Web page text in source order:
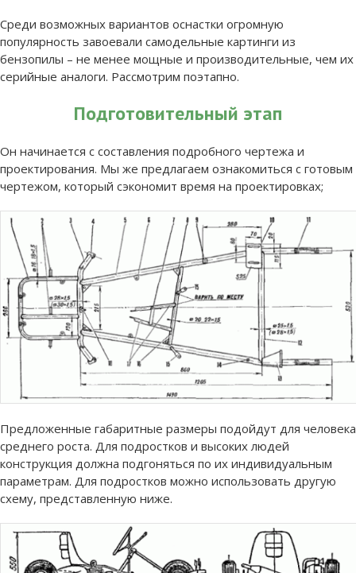
Среди возможных вариантов оснастки огромную
популярность завоевали самодельные картинги из
бензопилы – не менее мощные и производительные, чем их
серийные аналоги. Рассмотрим поэтапно.
Подготовительный этап
Он начинается с составления подробного чертежа и
проектирования. Мы же предлагаем ознакомиться с готовым
чертежом, который сэкономит время на проектировках;
Предложенные габаритные размеры подойдут для человека
среднего роста. Для подростков и высоких людей
конструкция должна подгоняться по их индивидуальным
параметрам. Для подростков можно использовать другую
схему, представленную ниже.